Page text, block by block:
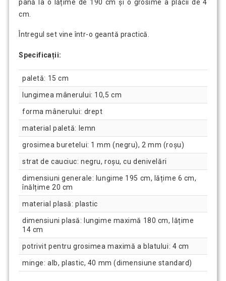
până la o lățime de 190 cm și o grosime a plăcii de 4
cm.
Întregul set vine într-o geantă practică.
Specificații:
paletă: 15 cm
lungimea mânerului: 10,5 cm
forma mânerului: drept
material paletă: lemn
grosimea buretelui: 1 mm (negru), 2 mm (roșu)
strat de cauciuc: negru, roșu, cu denivelări
dimensiuni generale: lungime 195 cm, lățime 6 cm,
înălțime 20 cm
material plasă: plastic
dimensiuni plasă: lungime maximă 180 cm, lățime
14 cm
potrivit pentru grosimea maximă a blatului: 4 cm
minge: alb, plastic, 40 mm (dimensiune standard)